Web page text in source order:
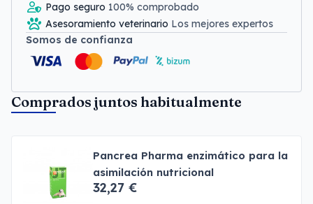
Pago seguro 100% comprobado
Asesoramiento veterinario Los mejores expertos
Somos de confianza
Comprados juntos habitualmente
Pancrea Pharma enzimático para la
asimilación nutricional
32,27 €